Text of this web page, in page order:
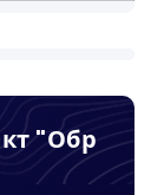
"Обр